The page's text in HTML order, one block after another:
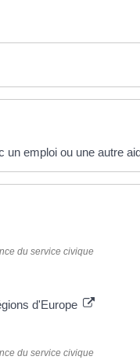
un emploi ou une autre
du service civique
d'Europe
du service civique